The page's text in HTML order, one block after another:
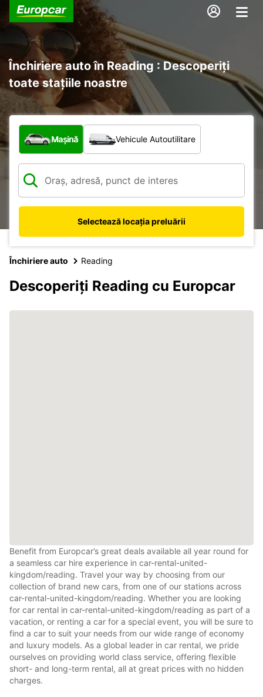
Închiriere auto în Reading : Descoperiți
toate stațiile noastre
Ce tip de vehicul?
Mașină Vehicule Autoutilitare
Selectează locația preluării
Închiriere auto Reading
Descoperiți Reading cu Europcar
Benefit from Europcar’s great deals available all year round for
a seamless car hire experience in car-rental-united-
kingdom/reading. Travel your way by choosing from our
collection of brand new cars, from one of our stations across
car-rental-united-kingdom/reading. Whether you are looking
for car rental in car-rental-united-kingdom/reading as part of a
vacation, or renting a car for a special event, you will be sure to
find a car to suit your needs from our wide range of economy
and luxury models. As a global leader in car rental, we pride
ourselves on providing world class service, offering flexible
short- and long-term rental, all at great prices with no hidden
charges.